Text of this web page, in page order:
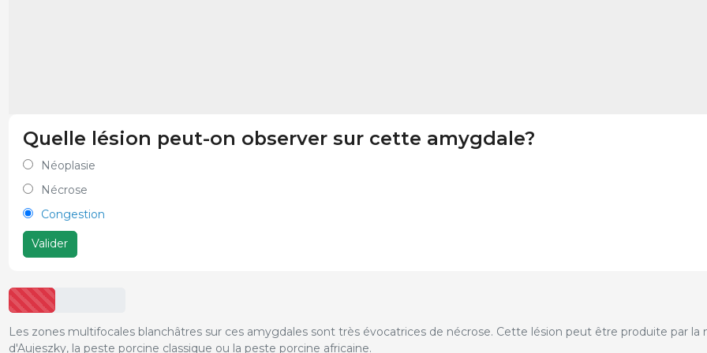
Quelle lésion peut-on observer sur cette amygdale?
Néoplasie
Nécrose
Congestion
Valider
Les zones multifocales blanchâtres sur ces amygdales sont très évocatrices de nécrose. Cette lésion peut être produite par la
d'Aujeszky, la peste porcine classique ou la peste porcine africaine.